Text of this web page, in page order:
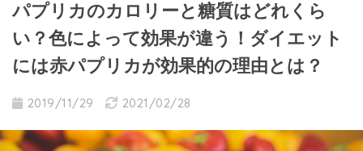
パプリカのカロリーと糖質はどれくら
い？色によって効果が違う！ダイエット
には赤パプリカが効果的の理由とは？
2019/11/29 2021/02/28